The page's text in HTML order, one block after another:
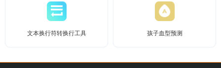
文本换行符转换行工具 孩子血型预测